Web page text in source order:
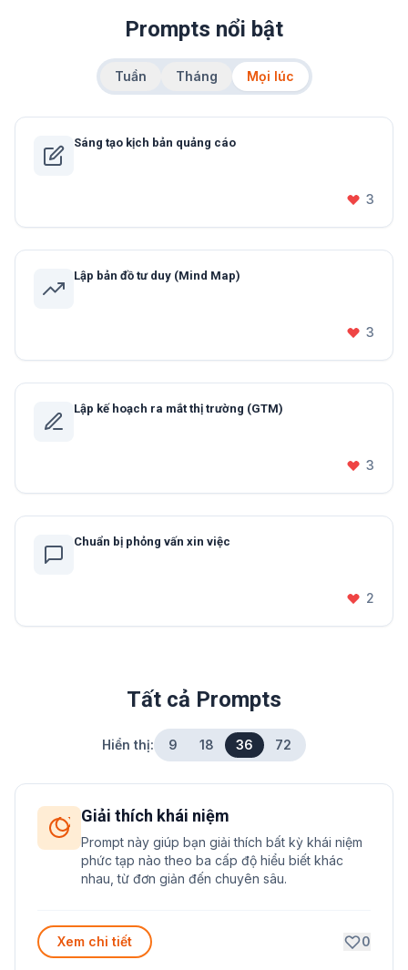
Prompts nổi bật
Tuần Tháng Mọi lúc
Sáng tạo kịch bản quảng cáo
3
Lập bản đồ tư duy (Mind Map)
3
Lập kế hoạch ra mắt thị trường (GTM)
3
Chuẩn bị phỏng vấn xin việc
2
Tất cả Prompts
Hiển thị: 9 18 36 72
Giải thích khái niệm
Prompt này giúp bạn giải thích bất kỳ khái niệm
phức tạp nào theo ba cấp độ hiểu biết khác
nhau, từ đơn giản đến chuyên sâu.
Xem chi tiết 0